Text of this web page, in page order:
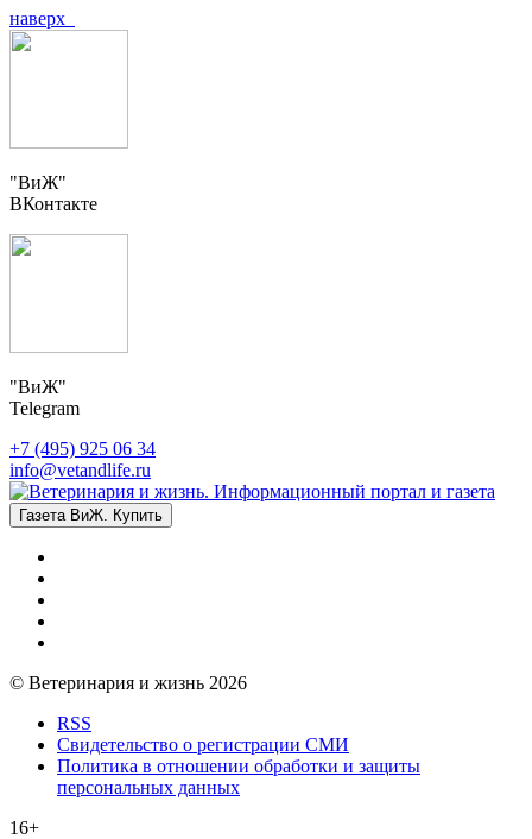
наверх
"ВиЖ"
ВКонтакте
"ВиЖ"
Telegram
+7 (495) 925 06 34
info@vetandlife.ru
Газета ВиЖ. Купить
© Ветеринария и жизнь 2026
RSS
Свидетельство о регистрации СМИ
Политика в отношении обработки и защиты
персональных данных
16+